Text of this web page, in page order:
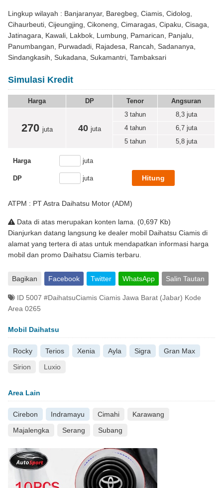
Lingkup wilayah : Banjaranyar, Baregbeg, Ciamis, Cidolog,
Cihaurbeuti, Cijeungjing, Cikoneng, Cimaragas, Cipaku, Cisaga,
Jatinagara, Kawali, Lakbok, Lumbung, Pamarican, Panjalu,
Panumbangan, Purwadadi, Rajadesa, Rancah, Sadananya,
Sindangkasih, Sukadana, Sukamantri, Tambaksari
Simulasi Kredit
Harga DP Tenor Angsuran
270 juta 40 juta
3 tahun 8,3 juta
4 tahun
6,7 juta
5 tahun
5,8 juta
Harga juta
DP juta
ATPM : PT Astra Daihatsu Motor (ADM)
Data di atas merupakan konten lama. (0,697 Kb)
Dianjurkan datang langsung ke dealer mobil Daihatsu Ciamis di
alamat yang tertera di atas untuk mendapatkan informasi harga
mobil dan promo Daihatsu Ciamis terbaru.
Bagikan Facebook Twitter WhatsApp Salin Tautan
ID 5007 #DaihatsuCiamis Ciamis Jawa Barat (Jabar) Kode
Area 0265
Mobil Daihatsu
Rocky Terios Xenia Ayla Sigra
Gran Max
Sirion
Luxio
Area Lain
Cirebon Indramayu Cimahi
Karawang
Majalengka
Serang Subang